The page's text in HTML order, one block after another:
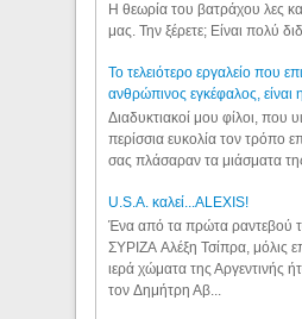
Η θεωρία του βατράχου λες και
μας. Την ξέρετε; Είναι πολύ
Το τελειότερο εργαλείο που
ανθρώπινος εγκέφαλος,
Διαδυκτιακοί μου φίλοι, που
περίσσια ευκολία τον τρόπο
σας πλάσαραν τα μιάσματα
U.S.A. καλεί...ALEXIS!
Ένα από τα πρώτα ραντεβού
ΣΥΡΙΖΑ Αλέξη Τσίπρα, μόλις
ιερά χώματα της Αργεντινής
τον Δημήτρη Αβ...